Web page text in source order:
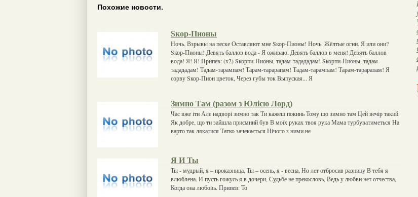
Похожие новости.
Sкор-Пионы
Ночь. Взрывы на песке Оставляют мне Sкор-Пионы! Ночь. Жёлтые огни. Я или они?
Sкор-Пионы! Девять баллов вода - Я оживаю, Девять баллов в меня! Девять баллов
вода! Я! Я! Припев: (х2) Sкорпи-Пионы, тадам-тадададам! Sкорпи-Пионы, тадам-
тадададам! Тадам-тарампам! Тарам-тарарапам! Тадам-тарампам! Тарам-тарарапам! Я
сорву Sкор-Пион цветок, Через губы ток Выпуская... Я
Зимно Там (разом з Юлією Лорд)
Час вже іти Але надворі зимно так Ти кажеш покинь Тому що зимно там Цей вечір такий
Як добре, що ти зайшла приємний був В моїх руках твоя рука Мама турбуватиметься На
варто так лякатися Татко зачекається Нічого з ними не
Я И Ты
Ты - мудрый, я – проказница, Ты – осень, я - весна, Но лет отбросив разницу В тебя я
влюблена. И пусть гожусь я в дочери, Судьбе не прекословь, Ведь у любви нет отчества,
Когда она любовь. Припев: То